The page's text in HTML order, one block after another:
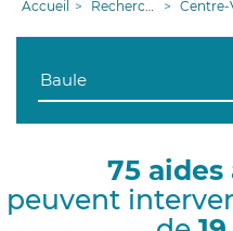
Accueil Recherche aide à domicile Centre-Val de
75
peuvent